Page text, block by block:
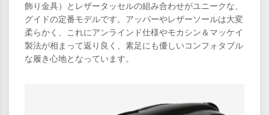
飾り金具）とレザータッセルの組み合わせがユニークな、
グイドの定番モデルです。アッパーやレザーソールは大変
柔らかく、これにアンラインド仕様やモカシン＆マッケイ
製法が相まって返り良く、素足にも優しいコンフォタブル
な履き心地となっています。